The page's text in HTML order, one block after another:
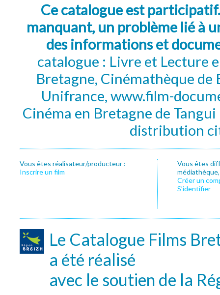
Ce catalogue est
manquant, un problème lié à
des informations et
catalogue : Livre et Lecture
Bretagne, Cinémathèque de
Unifrance, www.film-
Cinéma en Bretagne de
distribution
Vous êtes réalisateur/producteur :
Inscrire un film
Vous êtes
Créer un
S’identifier
Le Catalogue Films
a été réalisé
avec le soutien de la